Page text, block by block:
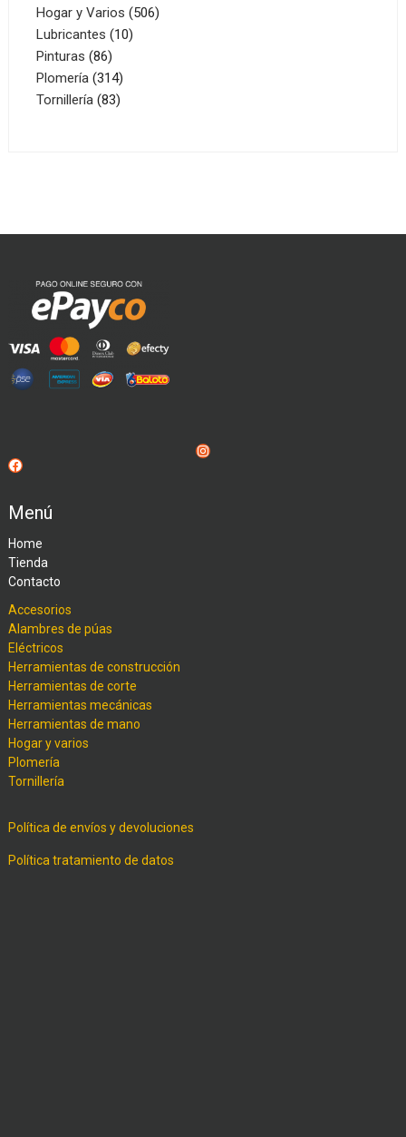
Hogar y Varios 506506
Lubricantes 1010
Pinturas 8686
productos
Plomería 314314
productos
Tornillería 8383
Instagram
Facebook
Menú
Home
Tienda
Contacto
Accesorios
Alambres de púas
Eléctricos
Herramientas de construcción
Herramientas de corte
Herramientas mecánicas
Herramientas de mano
Hogar y varios
Plomería
Tornillería
Política de envíos y devoluciones
Política tratamiento de datos